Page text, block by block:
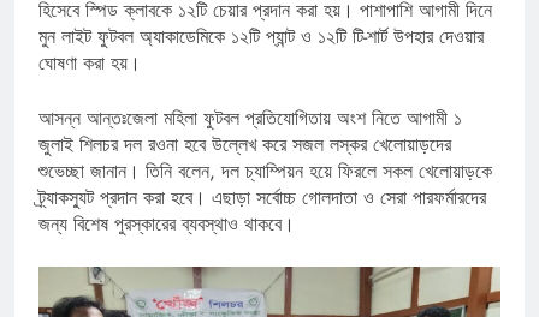
হিসেবে স্পিড ক্লাবকে ১২টি চেয়ার প্রদান করা হয়। পাশাপাশি আগামী দিনে
মুন লাইট ফুটবল অ্যাকাডেমিকে ১২টি প্যান্ট ও ১২টি টি-শার্ট উপহার দেওয়ার
ঘোষণা করা হয়।
আসন্ন আন্তঃজেলা মহিলা ফুটবল প্রতিযোগিতায় অংশ নিতে আগামী ১
জুলাই শিলচর দল রওনা হবে উল্লেখ করে সজল লস্কর খেলোয়াড়দের
শুভেচ্ছা জানান। তিনি বলেন, দল চ্যাম্পিয়ন হয়ে ফিরলে সকল খেলোয়াড়কে
ট্র্যাকস্যুট প্রদান করা হবে। এছাড়া সর্বোচ্চ গোলদাতা ও সেরা পারফর্মারদের
জন্য বিশেষ পুরস্কারের ব্যবস্থাও থাকবে।